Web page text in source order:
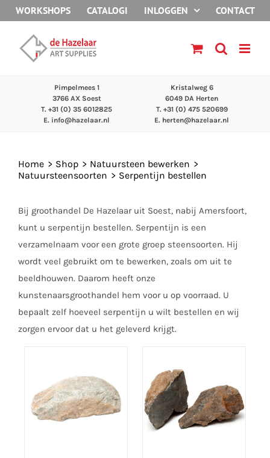
naar
inhoud
WORKSHOPS CATALOGI INLOGGEN CONTACT
Pimpelmees 1
3766 AX Soest
T. +31 (0) 35 6012825
E. info@hazelaar.nl
Kristalweg 6
6049 DA Herten
T. +31 (0) 475 520699
E. herten@hazelaar.nl
Home Shop
Natuursteen bewerken
Natuursteensoorten
Serpentijn bestellen
Bij groothandel De Hazelaar uit Soest, nabij Amersfoort,
kunt u serpentijn bestellen. Serpentijn is een
verzamelnaam voor een grote groep steensoorten. Hij
wordt veel gebruikt om te bewerken, zoals om uit te
beeldhouwen. Daarom heeft onze
kunstenaarsgroothandel hem voor u op voorraad. U
bepaalt zelf hoeveel serpentijn u wilt bestellen en wij
zorgen ervoor dat u het geleverd krijgt.